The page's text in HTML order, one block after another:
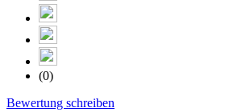
(0)
Bewertung schreiben